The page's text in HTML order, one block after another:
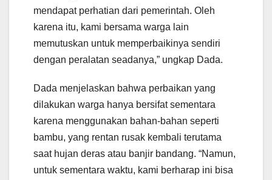
mendapat perhatian dari pemerintah. Oleh
karena itu, kami bersama warga lain
memutuskan untuk memperbaikinya sendiri
dengan peralatan seadanya,” ungkap Dada.
Dada menjelaskan bahwa perbaikan yang
dilakukan warga hanya bersifat sementara
karena menggunakan bahan-bahan seperti
bambu, yang rentan rusak kembali terutama
saat hujan deras atau banjir bandang. “Namun,
untuk sementara waktu, kami berharap ini bisa